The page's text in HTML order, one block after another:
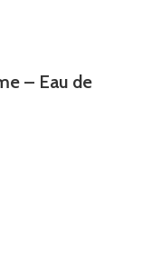
– Eau de